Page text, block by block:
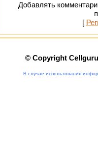
Добавлять
[
© Copyright
В случае использования